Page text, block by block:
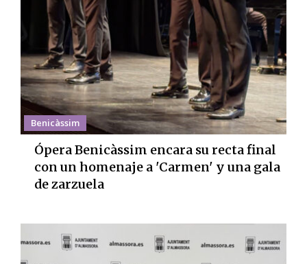
Benicàssim
Ópera Benicàssim encara su recta final
con un homenaje a 'Carmen' y una gala
de zarzuela